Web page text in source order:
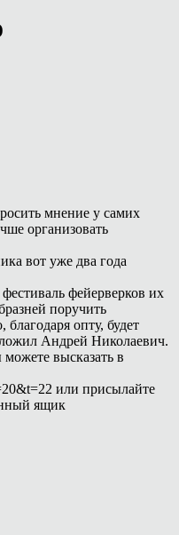
мнение у самих
организовать
вот уже два года
фейерверков их
поручить
опту, будет
Андрей Николаевич.
высказать в
или присылайте
ящик